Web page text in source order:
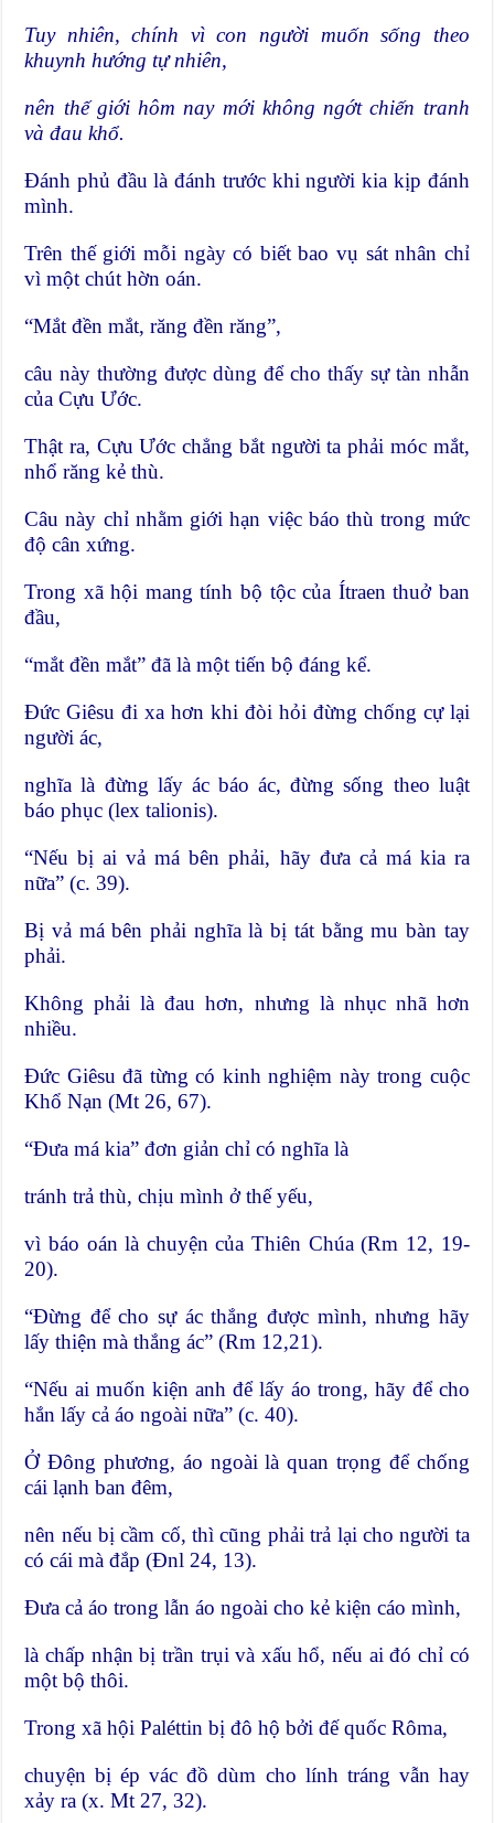
Tuy nhiên, chính vì con người muốn sống theo
khuynh hướng tự nhiên,
nên thế giới hôm nay mới không ngớt chiến tranh
và đau khổ.
Đánh phủ đầu là đánh trước khi người kia kịp đánh
mình.
Trên thế giới mỗi ngày có biết bao vụ sát nhân chỉ
vì một chút hờn oán.
“Mắt đền mắt, răng đền răng”,
câu này thường được dùng để cho thấy sự tàn nhẫn
của Cựu Ước.
Thật ra, Cựu Ước chẳng bắt người ta phải móc mắt,
nhổ răng kẻ thù.
Câu này chỉ nhằm giới hạn việc báo thù trong mức
độ cân xứng.
Trong xã hội mang tính bộ tộc của Ítraen thuở ban
đầu,
“mắt đền mắt” đã là một tiến bộ đáng kể.
Đức Giêsu đi xa hơn khi đòi hỏi đừng chống cự lại
người ác,
nghĩa là đừng lấy ác báo ác, đừng sống theo luật
báo phục (lex talionis).
“Nếu bị ai vả má bên phải, hãy đưa cả má kia ra
nữa” (c. 39).
Bị vả má bên phải nghĩa là bị tát bằng mu bàn tay
phải.
Không phải là đau hơn, nhưng là nhục nhã hơn
nhiều.
Đức Giêsu đã từng có kinh nghiệm này trong cuộc
Khổ Nạn (Mt 26, 67).
“Đưa má kia” đơn giản chỉ có nghĩa là
tránh trả thù, chịu mình ở thế yếu,
vì báo oán là chuyện của Thiên Chúa (Rm 12, 19-
20).
“Đừng để cho sự ác thắng được mình, nhưng hãy
lấy thiện mà thắng ác” (Rm 12,21).
“Nếu ai muốn kiện anh để lấy áo trong, hãy để cho
hắn lấy cả áo ngoài nữa” (c. 40).
Ở Đông phương, áo ngoài là quan trọng để chống
cái lạnh ban đêm,
nên nếu bị cầm cố, thì cũng phải trả lại cho người ta
có cái mà đắp (Đnl 24, 13).
Đưa cả áo trong lẫn áo ngoài cho kẻ kiện cáo mình,
là chấp nhận bị trần trụi và xấu hổ, nếu ai đó chỉ có
một bộ thôi.
Trong xã hội Paléttin bị đô hộ bởi đế quốc Rôma,
chuyện bị ép vác đồ dùm cho lính tráng vẫn hay
xảy ra (x. Mt 27, 32).